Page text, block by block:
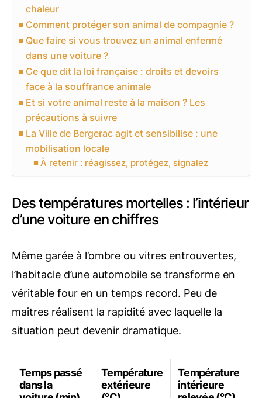
chaleur
Comment protéger son animal de compagnie ?
Que faire si vous trouvez un animal enfermé
dans une voiture ?
Ce que dit la loi française : droits et devoirs
face à la souffrance animale
Et si votre animal reste à la maison ? Les
précautions à suivre
La Ville de Bergerac agit et sensibilise : une
mobilisation locale
À retenir : réagissez, protégez, signalez
Des températures mortelles : l’intérieur
d’une voiture en chiffres
Même garée à l’ombre ou vitres entrouvertes,
l’habitacle d’une automobile se transforme en
véritable four en un temps record. Peu de
maîtres réalisent la rapidité avec laquelle la
situation peut devenir dramatique.
Temps passé
dans la
Température
extérieure
Température
intérieure